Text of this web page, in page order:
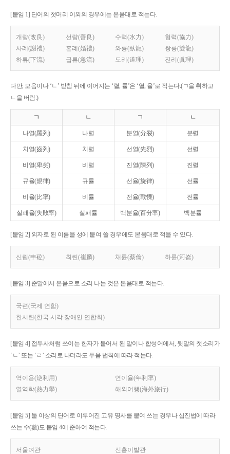
[붙임 1] 단어의 첫머리 이외의 경우에는 본음대로 적는다.
개량(改良) 선량(善良) 수력(水力)
협력(協力)
사례(謝禮)
혼례(婚禮) 와룡(臥龍)
쌍룡(雙龍)
하류(下流)
급류(急流) 도리(道理) 진리(眞理)
다만, 모음이나 ‘ㄴ’ 받침 뒤에 이어지는 ‘렬, 률’은 ‘열, 율’로 적는다.(ㄱ을 취하고
ㄴ을 버림.)
ㄱ ㄴ ㄱ ㄴ
나열(羅列) 나렬 분열(分裂) 분렬
치열(齒列) 치렬 선열(先烈) 선렬
비열(卑劣) 비렬 진열(陳列) 진렬
규율(規律) 규률 선율(旋律) 선률
비율(比率) 비률 전율(戰慄) 전률
실패율(失敗率) 실패률 백분율(百分率) 백분률
[붙임 2] 외자로 된 이름을 성에 붙여 쓸 경우에도 본음대로 적을 수 있다.
신립(申砬) 최린(崔麟) 채륜(蔡倫) 하륜(河崙)
[붙임 3] 준말에서 본음으로 소리 나는 것은 본음대로 적는다.
국련(국제 연합)
한시련(한국 시각 장애인 연합회)
[붙임 4] 접두사처럼 쓰이는 한자가 붙어서 된 말이나 합성어에서, 뒷말의 첫소리가
‘ㄴ’ 또는 ‘ㄹ’ 소리로 나더라도 두음 법칙에 따라 적는다.
역이용(逆利用)
연이율(年利率)
열역학(熱力學)
해외여행(海外旅行)
[붙임 5] 둘 이상의 단어로 이루어진 고유 명사를 붙여 쓰는 경우나 십진법에 따라
쓰는 수(數)도 붙임 4에 준하여 적는다.
서울여관 신흥이발관